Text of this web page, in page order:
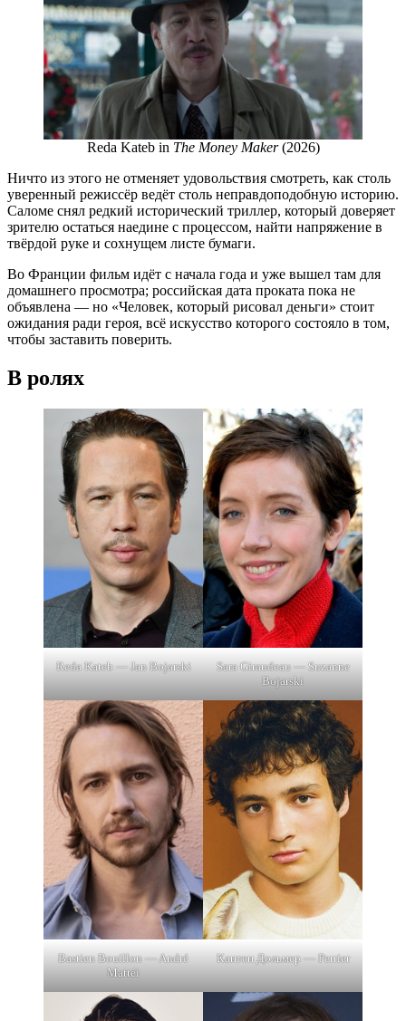
Reda Kateb in The Money Maker(2026)
Ничто из этого не отменяет удовольствия смотреть, как столь
уверенный режиссёр ведёт столь неправдоподобную историю.
Саломе снял редкий исторический триллер, который доверяет
зрителю остаться наедине с процессом, найти напряжение в
твёрдой руке и сохнущем листе бумаги.
Во Франции фильм идёт с начала года и уже вышел там для
домашнего просмотра; российская дата проката пока не
объявлена — но «Человек, который рисовал деньги» стоит
ожидания ради героя, всё искусство которого состояло в том,
чтобы заставить поверить.
В ролях
Reda Kateb — Jan Bojarski
Sara Giraudeau — Suzanne
Bojarski
Bastien Bouillon — André
Mattéi
Кантен Дольмер — Perrier